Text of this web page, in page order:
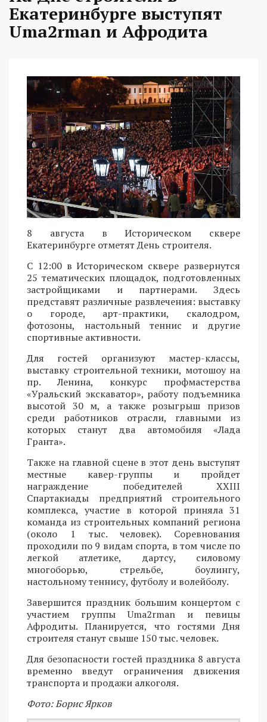
Екатеринбурге выступят
Uma2rman и Афродита
8 августа в Историческом сквере
Екатеринбурге отметят День строителя.
С 12:00 в Историческом сквере развернутся
25 тематических площадок, подготовленных
застройщиками и партнерами. Здесь
представят различные развлечения: выставку
о городе, арт-практики, скалодром,
фотозоны, настольный теннис и другие
спортивные активности.
Для гостей организуют мастер-классы,
выставку строительной техники, мотошоу на
пр. Ленина, конкурс профмастерства
«Уральский экскаватор», работу подъемника
высотой 30 м, а также розыгрыш призов
среди работников отрасли, главными из
которых станут два автомобиля «Лада
Гранта».
Также на главной сцене в этот день выступят
местные кавер-группы и пройдет
награждение победителей XXIII
Спартакиады предприятий строительного
комплекса, участие в которой приняла 31
команда из строительных компаний региона
(около 1 тыс. человек). Соревнования
проходили по 9 видам спорта, в том числе по
легкой атлетике, дартсу, силовому
многоборью, стрельбе, боулингу,
настольному теннису, футболу и волейболу.
Завершится праздник большим концертом с
участием группы Uma2rman и певицы
Афродиты. Планируется, что гостями Дня
строителя станут свыше 150 тыс. человек.
Для безопасности гостей праздника 8 августа
временно введут ограничения движения
транспорта и продажи алкоголя.
Фото: Борис Ярков